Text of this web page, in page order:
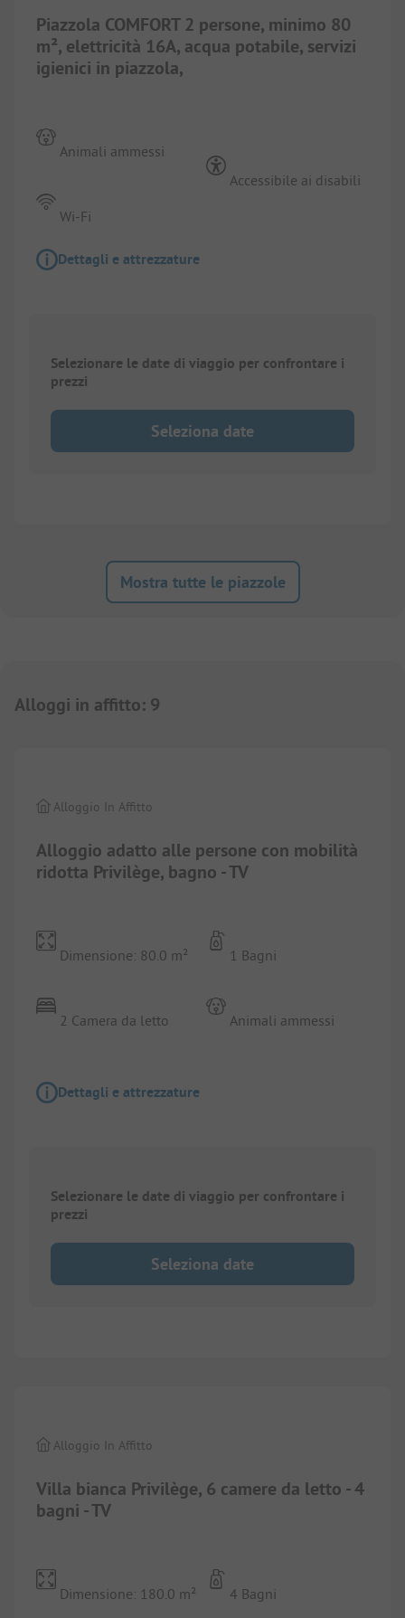
Piazzola COMFORT 2 persone, minimo 80
m², elettricità 16A, acqua potabile, servizi
igienici in piazzola,
Animali ammessi
Wi-Fi
Accessibile ai disabili
Dettagli e attrezzature
Selezionare le date di viaggio per confrontare i
prezzi
Seleziona date
Mostra tutte le piazzole
Alloggi in affitto: 9
Alloggio adatto alle persone con mobilità
ridotta Privilège, bagno - TV
Alloggio In Affitto
Dimensione: 80.0 m²
2 Camera da letto
1 Bagni
Animali ammessi
Dettagli e attrezzature
Selezionare le date di viaggio per confrontare i
prezzi
Seleziona date
Villa bianca Privilège, 6 camere da letto - 4
bagni - TV
Alloggio In Affitto
Dimensione: 180.0 m² 4 Bagni